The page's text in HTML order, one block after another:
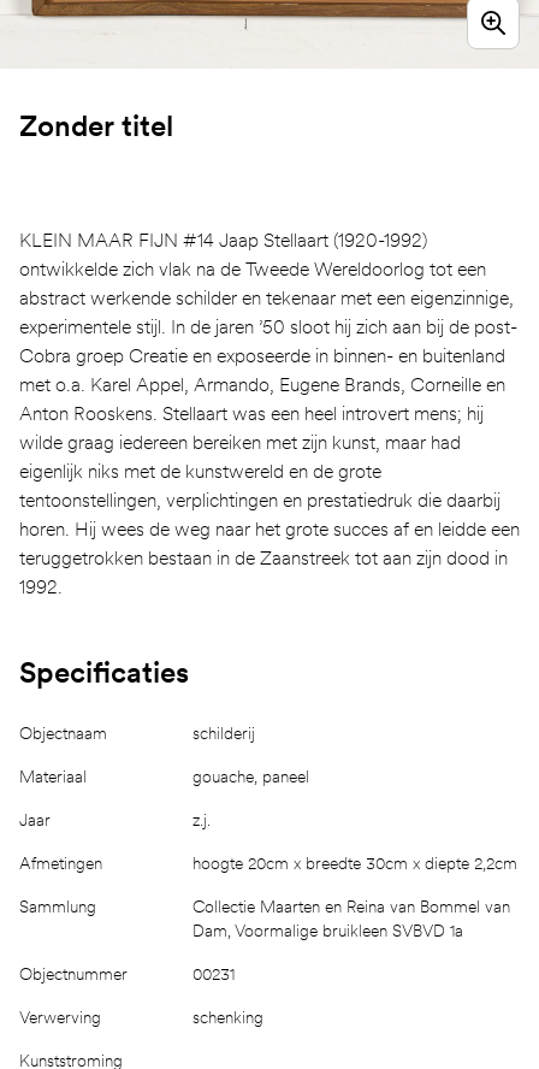
Zonder titel
KLEIN MAAR FIJN #14 Jaap Stellaart (1920-1992)
ontwikkelde zich vlak na de Tweede Wereldoorlog tot een
abstract werkende schilder en tekenaar met een eigenzinnige,
experimentele stijl. In de jaren ’50 sloot hij zich aan bij de post-
Cobra groep Creatie en exposeerde in binnen- en buitenland
met o.a. Karel Appel, Armando, Eugene Brands, Corneille en
Anton Rooskens. Stellaart was een heel introvert mens; hij
wilde graag iedereen bereiken met zijn kunst, maar had
eigenlijk niks met de kunstwereld en de grote
tentoonstellingen, verplichtingen en prestatiedruk die daarbij
horen. Hij wees de weg naar het grote succes af en leidde een
teruggetrokken bestaan in de Zaanstreek tot aan zijn dood in
1992.
Specificaties
Objectnaam schilderij
Materiaal gouache, paneel
Jaar z.j.
Afmetingen hoogte 20cm x breedte 30cm x diepte 2,2cm
Sammlung
Collectie Maarten en Reina van Bommel van
Dam, Voormalige bruikleen SVBVD 1a
Objectnummer 00231
Verwerving schenking
Kunststroming